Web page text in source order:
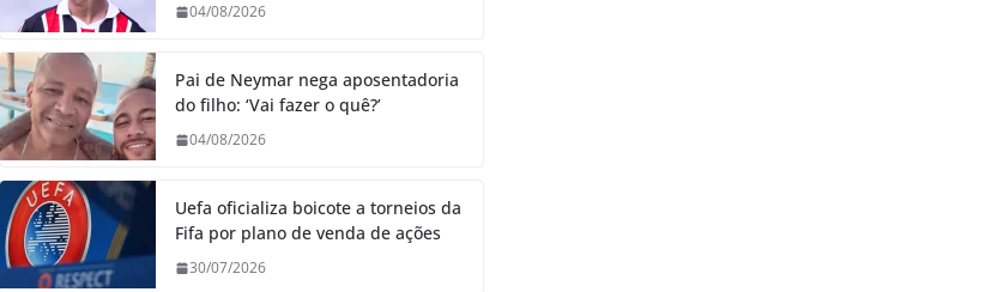
04/08/2026
Pai de Neymar nega aposentadoria
do filho: ‘Vai fazer o quê?’
04/08/2026
Uefa oficializa boicote a torneios da
Fifa por plano de venda de ações
30/07/2026